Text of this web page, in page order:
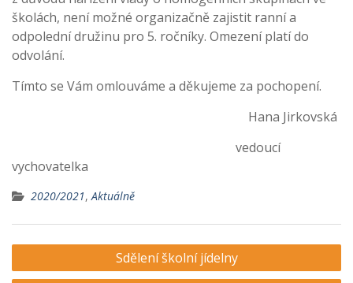
školách, není možné organizačně zajistit ranní a
odpolední družinu pro 5. ročníky. Omezení platí do
odvolání.
Tímto se Vám omlouváme a děkujeme za pochopení.
Hana Jirkovská
vedoucí
vychovatelka
2020/2021,Aktuálně
Navigace
pro
Sdělení školní jídelny